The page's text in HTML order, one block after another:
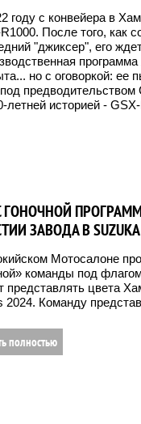
году с конвейера в
После того, как
"джиксер", его
но с оговоркой: ее
историей -
ГОНОЧНОЙ
ЗАВОДА В SUZUKA
Мотосалоне
команды под
представлять цвета
2024. Команду
полностью